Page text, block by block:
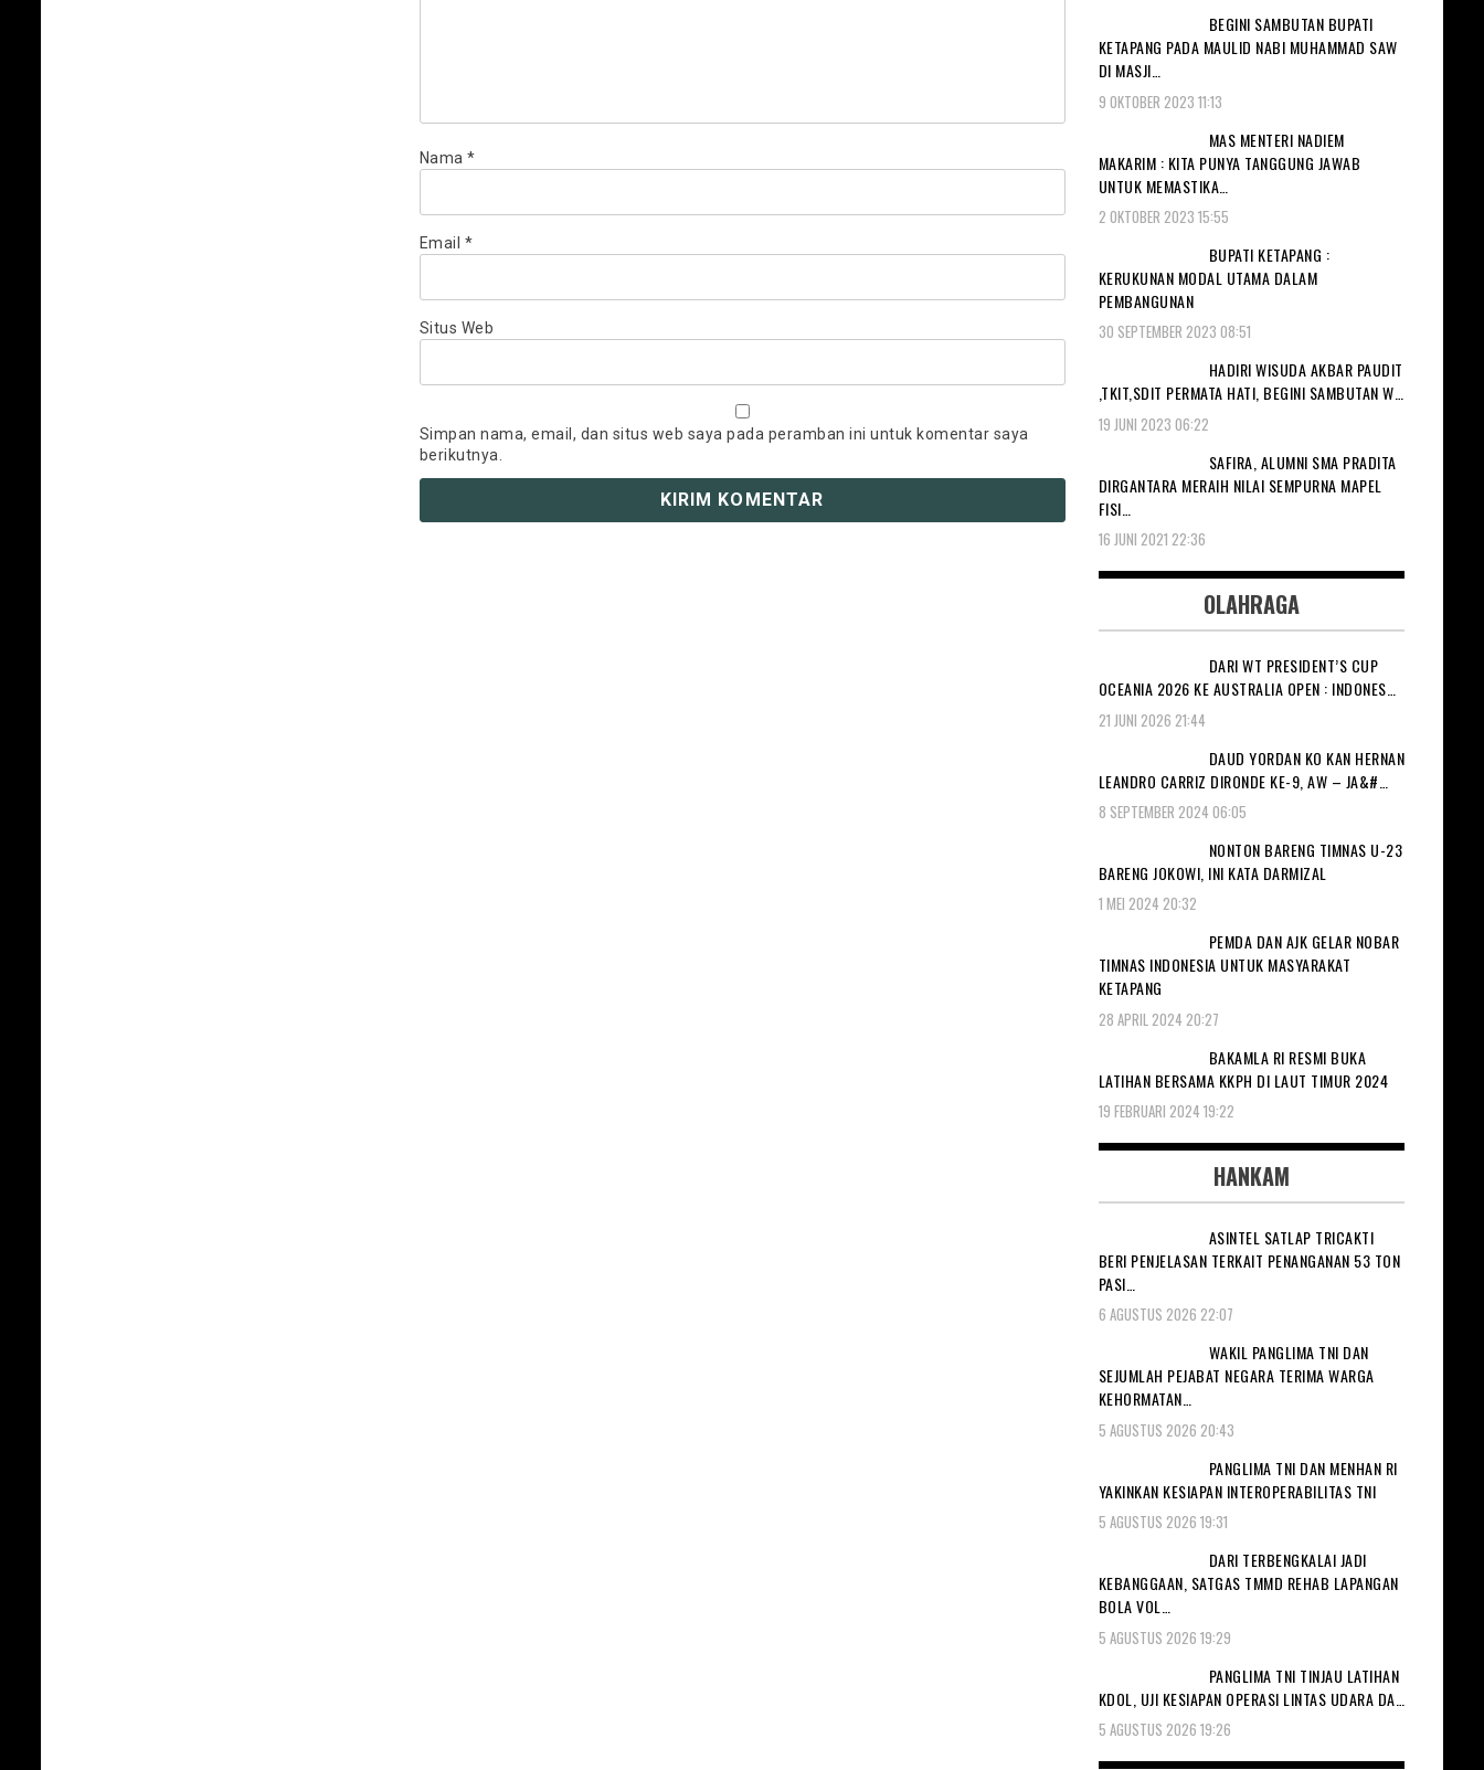
Nama *
Email *
Situs Web
Simpan nama, email, dan situs web saya pada peramban ini untuk komentar saya
berikutnya.
BEGINI SAMBUTAN BUPATI
KETAPANG PADA MAULID NABI MUHAMMAD SAW
DI MASJI…
9 OKTOBER 2023 11:13
MAS MENTERI NADIEM
MAKARIM : KITA PUNYA TANGGUNG JAWAB
UNTUK MEMASTIKA…
2 OKTOBER 2023 15:55
BUPATI KETAPANG :
KERUKUNAN MODAL UTAMA DALAM
PEMBANGUNAN
30 SEPTEMBER 2023 08:51
HADIRI WISUDA AKBAR PAUDIT
,TKIT,SDIT PERMATA HATI, BEGINI SAMBUTAN W…
19 JUNI 2023 06:22
SAFIRA, ALUMNI SMA PRADITA
DIRGANTARA MERAIH NILAI SEMPURNA MAPEL
FISI…
16 JUNI 2021 22:36
OLAHRAGA
DARI WT PRESIDENT’S CUP
OCEANIA 2026 KE AUSTRALIA OPEN : INDONES…
21 JUNI 2026 21:44
DAUD YORDAN KO KAN HERNAN
LEANDRO CARRIZ DIRONDE KE-9, AW – JA&#…
8 SEPTEMBER 2024 06:05
NONTON BARENG TIMNAS U-23
BARENG JOKOWI, INI KATA DARMIZAL
1 MEI 2024 20:32
PEMDA DAN AJK GELAR NOBAR
TIMNAS INDONESIA UNTUK MASYARAKAT
KETAPANG
28 APRIL 2024 20:27
BAKAMLA RI RESMI BUKA
LATIHAN BERSAMA KKPH DI LAUT TIMUR 2024
19 FEBRUARI 2024 19:22
HANKAM
ASINTEL SATLAP TRICAKTI
BERI PENJELASAN TERKAIT PENANGANAN 53 TON
PASI…
6 AGUSTUS 2026 22:07
WAKIL PANGLIMA TNI DAN
SEJUMLAH PEJABAT NEGARA TERIMA WARGA
KEHORMATAN…
5 AGUSTUS 2026 20:43
PANGLIMA TNI DAN MENHAN RI
YAKINKAN KESIAPAN INTEROPERABILITAS TNI
5 AGUSTUS 2026 19:31
DARI TERBENGKALAI JADI
KEBANGGAAN, SATGAS TMMD REHAB LAPANGAN
BOLA VOL…
5 AGUSTUS 2026 19:29
PANGLIMA TNI TINJAU LATIHAN
KDOL, UJI KESIAPAN OPERASI LINTAS UDARA DA…
5 AGUSTUS 2026 19:26